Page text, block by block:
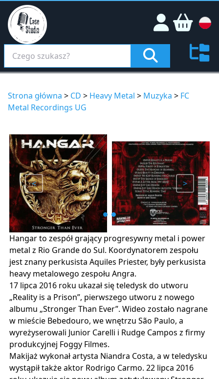
Strona główna > CD > Heavy Metal > Muzyka > FC
Metal Recordings UG
< >
Hangar to zespół grający progresywny metal i power
metal z Rio Grande do Sul. Koordynatorem zespołu
jest znany perkusista Aquiles Priester, były perkusista
heavy metalowego zespołu Angra.
17 lipca 2016 roku ukazał się teledysk do utworu
„Reality is a Prison”, pierwszego utworu z nowego
albumu „Stronger Than Ever”. Wideo zostało nagrane
w mieście Bebedouro, we wnętrzu São Paulo, a
wyreżyserowali Junior Carelli i Rudge Campos z firmy
produkcyjnej Foggy Filmes.
Makijaż wykonał artysta Niandra Costa, a w teledysku
wystąpił także aktor Rodrigo Carmo. 22 lipca 2016